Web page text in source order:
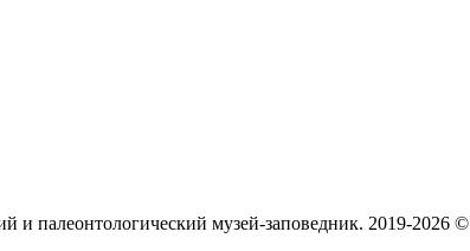
и палеонтологический музей‑заповедник. 2019-2026 ©